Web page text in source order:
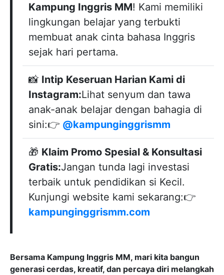
Kampung Inggris MM! Kami memiliki
lingkungan belajar yang terbukti
membuat anak cinta bahasa Inggris
sejak hari pertama.
📸 Intip Keseruan Harian Kami di
Instagram:Lihat senyum dan tawa
anak-anak belajar dengan bahagia di
sini:👉 @kampunginggrismm
🎁 Klaim Promo Spesial & Konsultasi
Gratis:Jangan tunda lagi investasi
terbaik untuk pendidikan si Kecil.
Kunjungi website kami sekarang:👉
kampunginggrismm.com
Bersama Kampung Inggris MM, mari kita bangun
generasi cerdas, kreatif, dan percaya diri melangkah